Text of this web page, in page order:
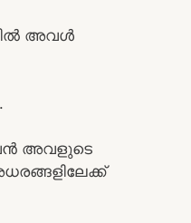
അവൾ
അവളുടെ